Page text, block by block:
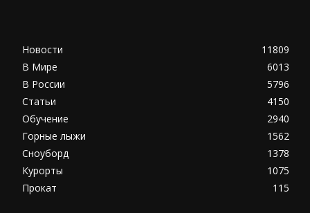
Новости
11809
В Мире
6013
В России
5796
Статьи
4150
Обучение
2940
Горные лыжи
1562
Сноуборд
1378
Курорты
1075
Прокат
115